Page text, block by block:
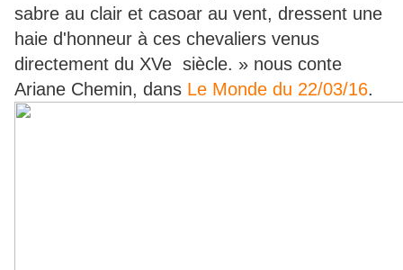
sabre au clair et casoar au vent, dressent une
haie d'honneur à ces chevaliers venus
directement du XVe siècle. » nous conte
Ariane Chemin, dans Le Monde du 22/03/16.